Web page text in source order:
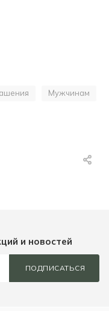
Мужчинам
и новостей
ПОДПИСАТЬСЯ